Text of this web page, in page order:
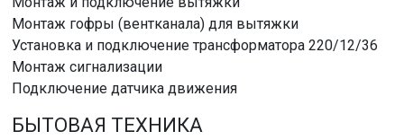
Монтаж гофры (вентканала) для вытяжки
Установка и подключение трансформатора 220/12/36
Монтаж сигнализации
Подключение датчика движения
БЫТОВАЯ ТЕХНИКА